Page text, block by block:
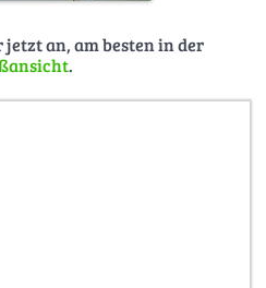
an, am besten in der
.